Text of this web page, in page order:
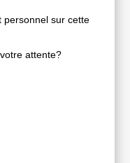
personnel sur cette
attente?